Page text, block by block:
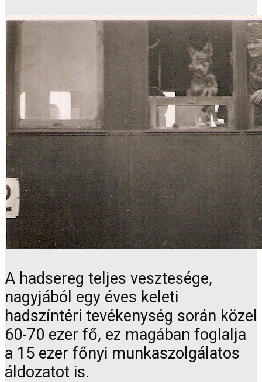
A hadsereg teljes vesztesége,
nagyjából egy éves keleti
hadszíntéri tevékenység során közel
60-70 ezer fő, ez magában foglalja
a 15 ezer főnyi munkaszolgálatos
áldozatot is.